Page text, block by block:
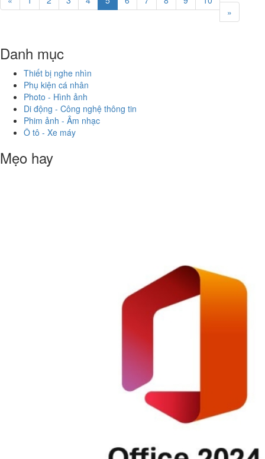
»
Danh mục
Thiết bị nghe nhìn
Phụ kiện cá nhân
Photo - Hình ảnh
Di động - Công nghệ thông tin
Phim ảnh - Âm nhạc
Ô tô - Xe máy
Mẹo hay